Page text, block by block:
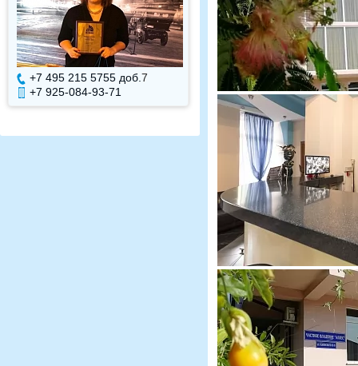
+7 495 215 5755 доб. 7
+7 925-084-93-71
+7 495 215 5755 доб.
+7 925-084-93-70